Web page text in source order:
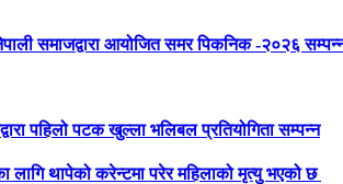
समाजद्वारा आयोजित समर पिकनिक -२०२६
पहिलो पटक खुल्ला भलिबल प्रतियोगिता सम्पन्न
लागि थापेको करेन्टमा परेर महिलाको मृत्यु भएको छ